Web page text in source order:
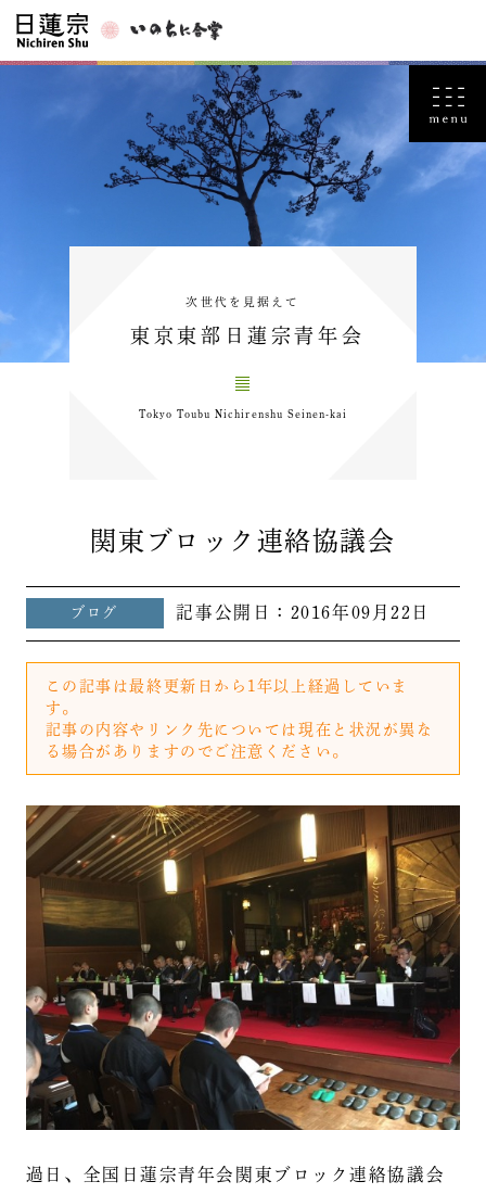
次世代を見据えて
東京東部日蓮宗青年会
Tokyo Toubu Nichirenshu Seinen-kai
関東ブロック連絡協議会
ブログ 記事公開日： 2016年09月22日
この記事は最終更新日から1年以上経過していま
す。
記事の内容やリンク先については現在と状況が異な
る場合がありますのでご注意ください。
過日、全国日蓮宗青年会関東ブロック連絡協議会